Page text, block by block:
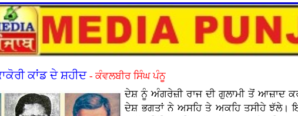
ਕਾਂਡ ਦੇ ਸ਼ਹੀਦ- ਕੰਵਲਬੀਰ ਸਿੰਘ ਪੰਨੂ
ਦੇਸ਼ ਨੂੰ ਅੰਗਰੇਜ਼ੀ ਰਾਜ ਦੀ ਗੁਲਾਮੀ ਤੋਂ ਆਜ਼ਾਦ
ਦੇਸ਼ ਭਗਤਾਂ ਨੇ ਅਸਹਿ ਤੇ ਅਕਹਿ ਤਸੀਹੇ ਝੱਲੇ।